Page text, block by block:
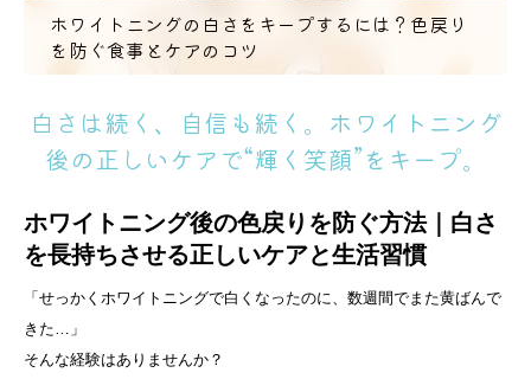
ホワイトニングの白さをキープするには？色戻り
を防ぐ食事とケアのコツ
白さは続く、自信も続く。ホワイトニング
後の正しいケアで“輝く笑顔”をキープ。
ホワイトニング後の色戻りを防ぐ方法｜白さ
を長持ちさせる正しいケアと生活習慣
「せっかくホワイトニングで白くなったのに、数週間でまた黄ばんで
きた…」
そんな経験はありませんか？